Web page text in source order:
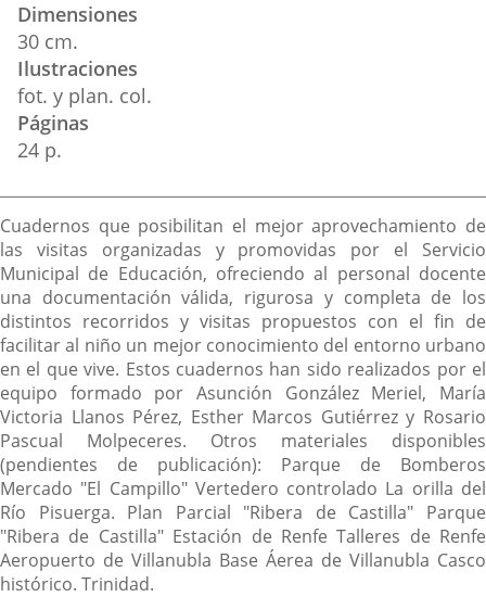
Dimensiones
30 cm.
Ilustraciones
fot. y plan. col.
Páginas
24 p.
Descripción
Cuadernos que posibilitan el mejor aprovechamiento de
las visitas organizadas y promovidas por el Servicio
Municipal de Educación, ofreciendo al personal docente
una documentación válida, rigurosa y completa de los
distintos recorridos y visitas propuestos con el fin de
facilitar al niño un mejor conocimiento del entorno urbano
en el que vive. Estos cuadernos han sido realizados por el
equipo formado por Asunción González Meriel, María
Victoria Llanos Pérez, Esther Marcos Gutiérrez y Rosario
Pascual Molpeceres. Otros materiales disponibles
(pendientes de publicación): Parque de Bomberos
Mercado "El Campillo" Vertedero controlado La orilla del
Río Pisuerga. Plan Parcial "Ribera de Castilla" Parque
"Ribera de Castilla" Estación de Renfe Talleres de Renfe
Aeropuerto de Villanubla Base Áerea de Villanubla Casco
histórico. Trinidad.